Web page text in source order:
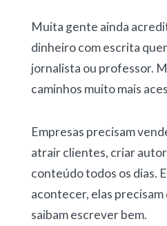
Muita gente ainda
dinheiro com escrita
jornalista ou professor.
caminhos muito mais
Empresas precisam
atrair clientes, criar
conteúdo todos os dias.
acontecer, elas precisam
saibam escrever bem.